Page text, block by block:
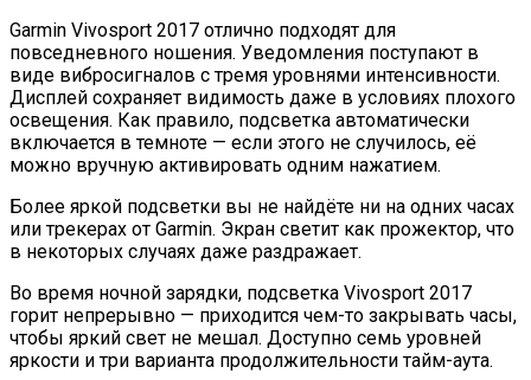
Garmin Vivosport 2017 отлично подходят для
повседневного ношения. Уведомления поступают в
виде вибросигналов с тремя уровнями интенсивности.
Дисплей сохраняет видимость даже в условиях плохого
освещения. Как правило, подсветка автоматически
включается в темноте — если этого не случилось, её
можно вручную активировать одним нажатием.
Более яркой подсветки вы не найдёте ни на одних часах
или трекерах от Garmin. Экран светит как прожектор, что
в некоторых случаях даже раздражает.
Во время ночной зарядки, подсветка Vivosport 2017
горит непрерывно — приходится чем-то закрывать часы,
чтобы яркий свет не мешал. Доступно семь уровней
яркости и три варианта продолжительности тайм-аута.